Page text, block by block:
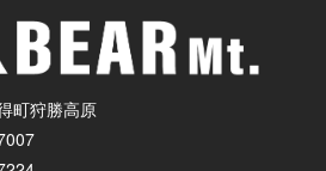
町狩勝高原